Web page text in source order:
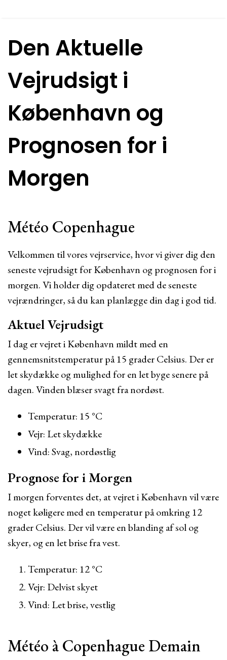
Den Aktuelle
Vejrudsigt i
København og
Prognosen for i
Morgen
Météo Copenhague
Velkommen til vores vejrservice, hvor vi giver dig den
seneste vejrudsigt for København og prognosen for i
morgen. Vi holder dig opdateret med de seneste
vejrændringer, så du kan planlægge din dag i god tid.
Aktuel Vejrudsigt
I dag er vejret i København mildt med en
gennemsnitstemperatur på 15 grader Celsius. Der er
let skydække og mulighed for en let byge senere på
dagen. Vinden blæser svagt fra nordøst.
Temperatur: 15 °C
Vejr: Let skydække
Vind: Svag, nordøstlig
Prognose for i Morgen
I morgen forventes det, at vejret i København vil være
noget køligere med en temperatur på omkring 12
grader Celsius. Der vil være en blanding af sol og
skyer, og en let brise fra vest.
Temperatur: 12 °C
Vejr: Delvist skyet
Vind: Let brise, vestlig
Météo à Copenhague Demain